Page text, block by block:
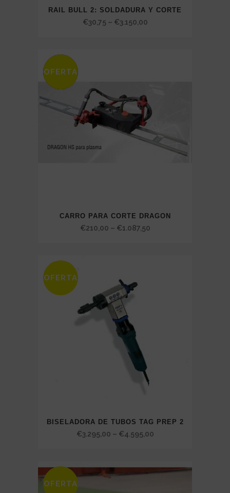
RAIL BULL 2: SOLDADURA Y CORTE
€30,75 – €3.150,00Price
SALE
OFERTA
CARRO PARA CORTE DRAGON
€210,00 – €1.087,50Price
OFERTA
BISELADORA DE TUBOS TAG PREP 2
€3.295,00 – €4.595,00Price
through
OFERTA